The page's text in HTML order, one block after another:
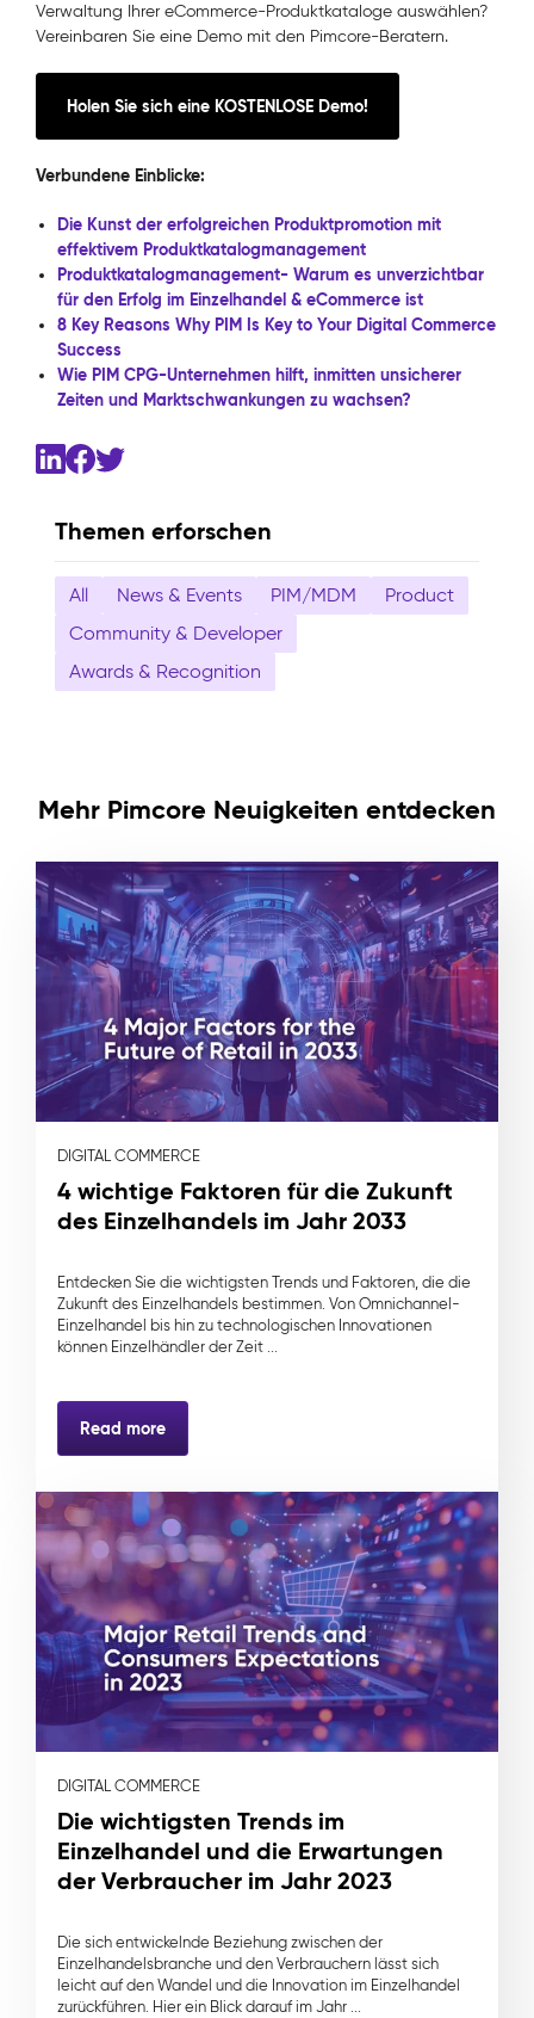
Themen erforschen
All News & Events PIM/MDM
Product
Community & Developer
Awards & Recognition
Verwaltung Ihrer eCommerce-Produktkataloge auswählen?
Vereinbaren Sie eine Demo mit den Pimcore-Beratern.
Holen Sie sich eine KOSTENLOSE Demo!
Verbundene Einblicke:
Die Kunst der erfolgreichen Produktpromotion mit
effektivem Produktkatalogmanagement
Produktkatalogmanagement- Warum es unverzichtbar
für den Erfolg im Einzelhandel & eCommerce ist
8 Key Reasons Why PIM Is Key to Your Digital Commerce
Success
Wie PIM CPG-Unternehmen hilft, inmitten unsicherer
Zeiten und Marktschwankungen zu wachsen?
Mehr Pimcore Neuigkeiten entdecken
DIGITAL COMMERCE
4 wichtige Faktoren für die Zukunft
des Einzelhandels im Jahr 2033
Entdecken Sie die wichtigsten Trends und Faktoren, die die
Zukunft des Einzelhandels bestimmen. Von Omnichannel-
Einzelhandel bis hin zu technologischen Innovationen
können Einzelhändler der Zeit ...
Read more
DIGITAL COMMERCE
Die wichtigsten Trends im
Einzelhandel und die Erwartungen
der Verbraucher im Jahr 2023
Die sich entwickelnde Beziehung zwischen der
Einzelhandelsbranche und den Verbrauchern lässt sich
leicht auf den Wandel und die Innovation im Einzelhandel
zurückführen. Hier ein Blick darauf im Jahr ...